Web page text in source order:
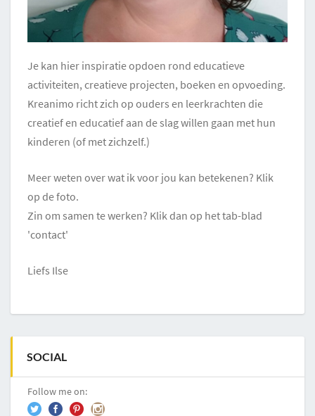
Je kan hier inspiratie opdoen rond educatieve
activiteiten, creatieve projecten, boeken en opvoeding.
Kreanimo richt zich op ouders en leerkrachten die
creatief en educatief aan de slag willen gaan met hun
kinderen (of met zichzelf.)
Meer weten over wat ik voor jou kan betekenen? Klik
op de foto.
Zin om samen te werken? Klik dan op het tab-blad
'contact'
Liefs Ilse
SOCIAL
Follow me on: